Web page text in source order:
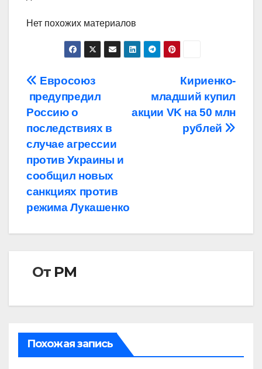
Нет похожих материалов
Навигация
по
записям
Кириенко-
младший купил
акции VK на 50 млн
рублей
Евросоюз
предупредил
Россию о
последствиях в
случае агрессии
против Украины и
сообщил новых
санкциях против
режима Лукашенко
От РМ
Похожая запись